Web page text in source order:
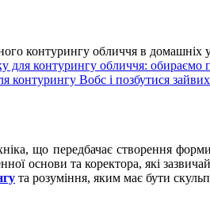
контурингу обличчя в
для контурингу обличчя:
контурингу Вобс і позбутися
що передбачає створення
основи та коректора, які
та розуміння, яким має бути